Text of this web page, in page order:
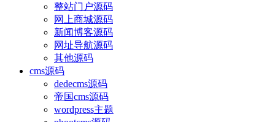
整站门户源码
网上商城源码
新闻博客源码
网址导航源码
其他源码
cms源码
dedecms源码
帝国cms源码
wordpress主题